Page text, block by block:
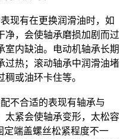
有在更换润滑油时，如
净，会使轴承磨损加剧而过
室内缺油。电动机轴承长期
过热；滚动轴承中润滑油堵
或油环卡住等。
不合适的表现有轴承与
太紧会使轴承变形，太松容
定端盖螺丝松紧程度不一